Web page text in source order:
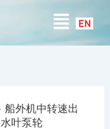
菜
单
船外机中转速出
叶泵轮